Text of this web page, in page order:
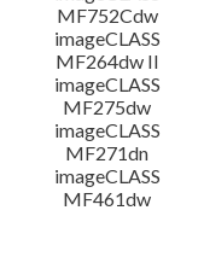
MF752Cdw
imageCLASS
MF264dw II
imageCLASS
MF275dw
imageCLASS
MF271dn
imageCLASS
MF461dw